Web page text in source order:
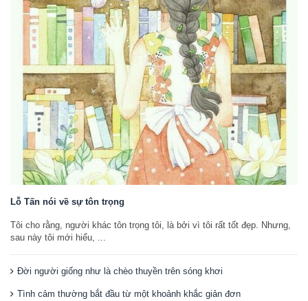
Lỗ Tấn nói về sự tôn trọng
Tôi cho rằng, người khác tôn trọng tôi, là bởi vì tôi rất tốt đẹp. Nhưng,
sau này tôi mới hiểu, ...
Đời người giống như là chèo thuyền trên sóng khơi
Tình cảm thường bắt đầu từ một khoảnh khắc giản đơn